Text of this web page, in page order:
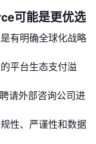
可能是更优选
有明确全球化战略
平台生态支付溢
请外部咨询公司进
性、严谨性和数据